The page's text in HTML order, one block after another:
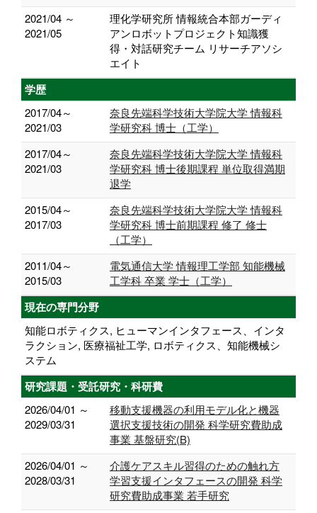
2021/04 ～
2021/05
理化学研究所 情報統合本部ガーディ
アンロボットプロジェクト知識獲
得・対話研究チーム リサーチアソシ
エイト
学歴
2017/04～
2021/03
奈良先端科学技術大学院大学 情報科
学研究科 博士（工学）
2017/04～
2021/03
奈良先端科学技術大学院大学 情報科
学研究科 博士後期課程 単位取得満期
退学
2015/04～
2017/03
奈良先端科学技術大学院大学 情報科
学研究科 博士前期課程 修了 修士
（工学）
2011/04～
2015/03
電気通信大学 情報理工学部 知能機械
工学科 卒業 学士（工学）
現在の専門分野
知能ロボティクス, ヒューマンインタフェース、インタ
ラクション, 医療福祉工学, ロボティクス、知能機械シ
ステム
研究課題・受託研究・科研費
2026/04/01 ～
2029/03/31
移動支援機器の利用モデル化と機器
選択支援技術の開発 科学研究費助成
事業 基盤研究(B)
2026/04/01 ～
2028/03/31
介護ケアスキル習得のための触れ方
学習支援インタフェースの開発 科学
研究費助成事業 若手研究